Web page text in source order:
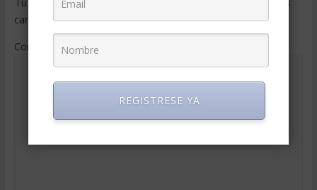
campos obligatorios están marcados con*
Comentario*
REGISTRESE YA